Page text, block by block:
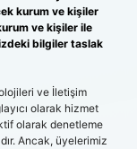
kurum ve kişiler
ve kişiler ile
bilgiler taslak
ve İletişim
olarak hizmet
olarak denetleme
Ancak, üyelerimiz